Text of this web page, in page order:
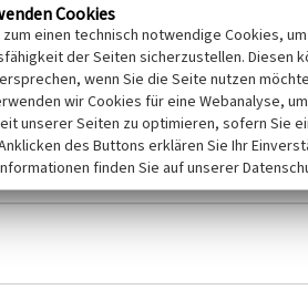
Ihrer E-Mail-Adresse. Ihre Angaben werden
des Telemediengesetzes, des
behandelt, beachten Sie bitte unsere
Cookies
zum einen technisch notwendige Cookies,
der Seiten sicherzustellen. Diesen
wenn Sie die Seite nutzen
wir Cookies für eine Webanalyse,
unserer Seiten zu optimieren, sofern Sie
des Buttons erklären Sie Ihr
finden Sie auf unserer